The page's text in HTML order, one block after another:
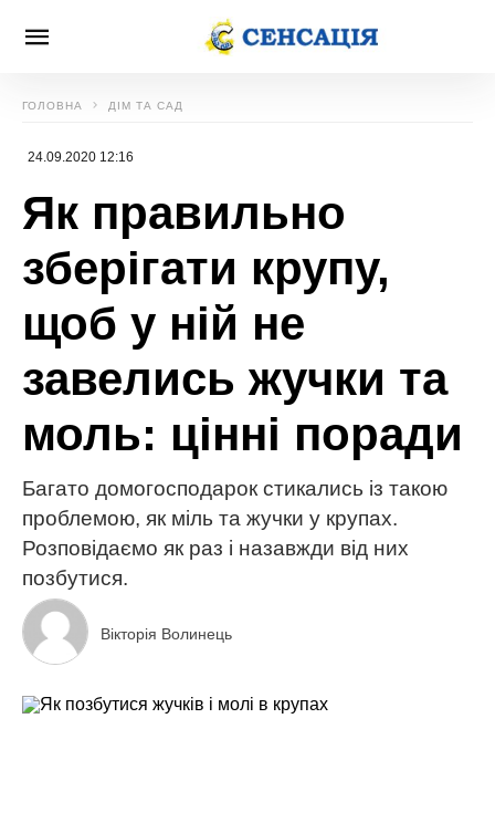
ГОЛОВНА ДІМ ТА САД
24.09.2020 12:16
Як правильно
зберігати крупу,
щоб у ній не
завелись жучки та
моль: цінні поради
Багато домогосподарок стикались із такою
проблемою, як міль та жучки у крупах.
Розповідаємо як раз і назавжди від них
позбутися.
Вікторія Волинець